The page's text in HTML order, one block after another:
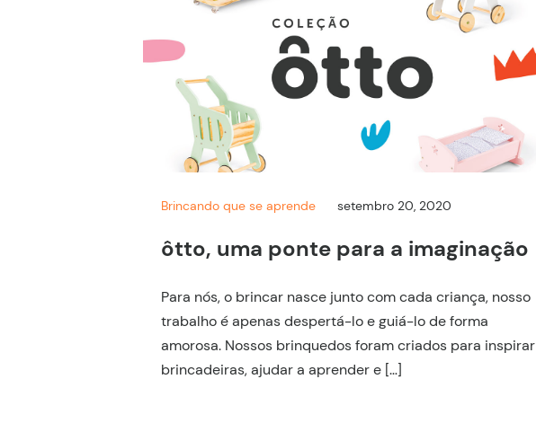
Brincando que se aprende setembro 20, 2020
ôtto, uma ponte para a imaginação
Para nós, o brincar nasce junto com cada criança, nosso
trabalho é apenas despertá-lo e guiá-lo de forma
amorosa. Nossos brinquedos foram criados para inspirar
brincadeiras, ajudar a aprender e […]